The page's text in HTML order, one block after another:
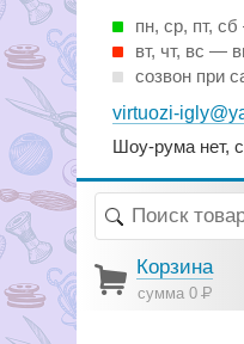
пн, ср, пт,
вт, чт, вс —
созвон при
virtuozi-
Шоу-рума нет,
Корзина
сумма 0Р